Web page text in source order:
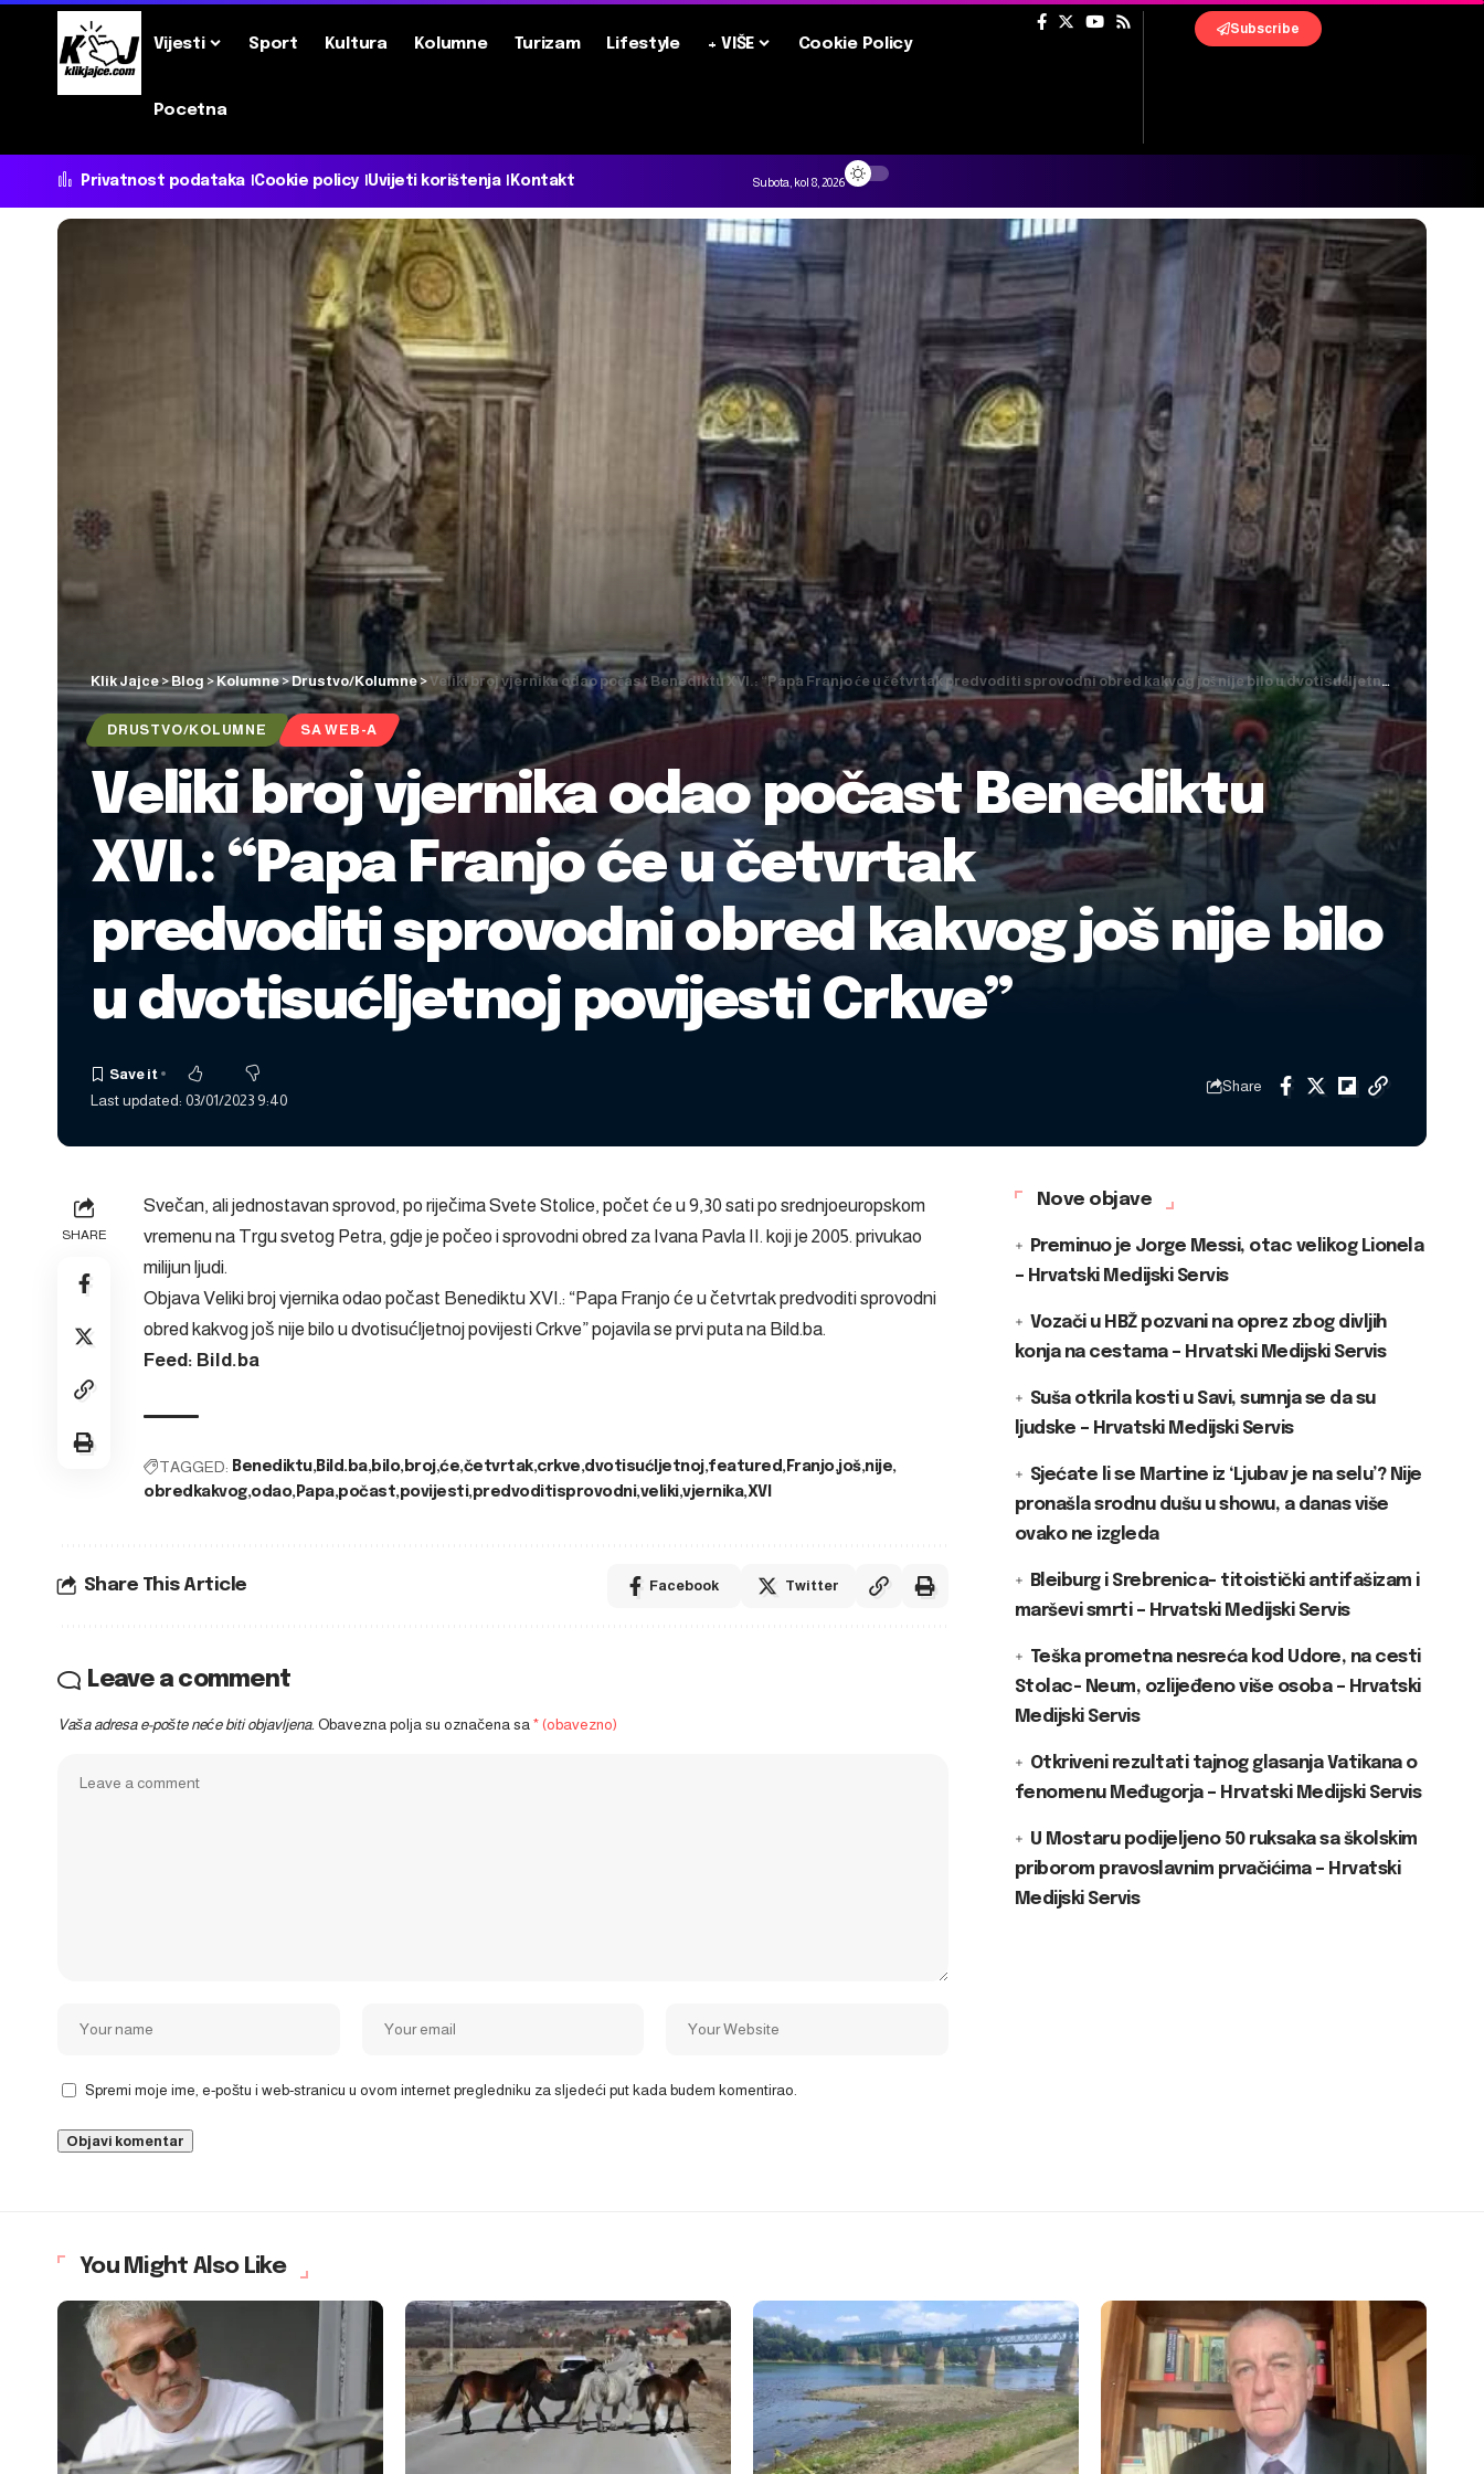
Vijesti Sport Kultura Kolumne Turizam Lifestyle + VIŠE Cookie Policy
Pocetna
Subscribe
Privatnost podataka Cookie policy Uvijeti korištenja Kontakt Subota, kol 8, 2026
Klik Jajce>Blog >Kolumne>Drustvo/Kolumne>Veliki broj vjernika odao počast Benediktu XVI.: “Papa Franjo će u četvrtak predvoditi sprovodni obred kakvog još nije bilo u dvotisućljetnoj povijesti Crkve”
DRUSTVO/KOLUMNE SA WEB-A
Veliki broj vjernika odao počast Benediktu
XVI.: “Papa Franjo će u četvrtak
predvoditi sprovodni obred kakvog još nije bilo
u dvotisućljetnoj povijesti Crkve”
Last updated: 03/01/2023 9:40
Share
SHARE
Svečan, ali jednostavan sprovod, po riječima Svete Stolice, počet će u 9,30 sati po srednjoeuropskom
vremenu na Trgu svetog Petra, gdje je počeo i sprovodni obred za Ivana Pavla II. koji je 2005. privukao
milijun ljudi.
ObjavaVeliki broj vjernika odao počast Benediktu XVI.: “Papa Franjo će u četvrtak predvoditi sprovodni
obred kakvog još nije bilo u dvotisućljetnoj povijesti Crkve”pojavila se prvi puta na Bild.ba.
Feed: Bild.ba
TAGGED: Benediktu Bild.ba bilo broj će četvrtak crkve dvotisućljetnoj featured Franjo još nije
obredkakvog odao Papa počast povijesti predvoditisprovodni veliki vjernika XVI
Share This Article Facebook Twitter
Leave a comment
Vaša adresa e-pošte neće biti objavljena. Obavezna polja su označena sa * (obavezno)
Spremi moje ime, e-poštu i web-stranicu u ovom internet pregledniku za sljedeći put kada budem komentirao.
Nove objave
Preminuo je Jorge Messi, otac velikog Lionela
– Hrvatski Medijski Servis
Vozači u HBŽ pozvani na oprez zbog divljih
konja na cestama – Hrvatski Medijski Servis
Suša otkrila kosti u Savi, sumnja se da su
ljudske – Hrvatski Medijski Servis
Sjećate li se Martine iz ‘Ljubav je na selu’? Nije
pronašla srodnu dušu u showu, a danas više
ovako ne izgleda
Bleiburg i Srebrenica- titoistički antifašizam i
marševi smrti – Hrvatski Medijski Servis
Teška prometna nesreća kod Udore, na cesti
Stolac- Neum, ozlijeđeno više osoba – Hrvatski
Medijski Servis
Otkriveni rezultati tajnog glasanja Vatikana o
fenomenu Međugorja – Hrvatski Medijski Servis
U Mostaru podijeljeno 50 ruksaka sa školskim
priborom pravoslavnim prvačićima – Hrvatski
Medijski Servis
You Might Also Like